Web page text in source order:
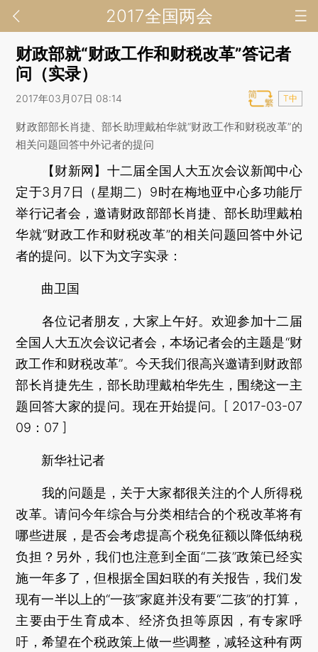
2017全国两会
财政部就“财政工作和财税改革”答记者
问（实录）
2017年03月07日 08:14 T中
财政部部长肖捷、部长助理戴柏华就“财政工作和财税改革”的
相关问题回答中外记者的提问
【财新网】 十二届全国人大五次会议新闻中心
定于3月7日（星期二）9时在梅地亚中心多功能厅
举行记者会，邀请财政部部长肖捷、部长助理戴柏
华就“财政工作和财税改革”的相关问题回答中外记
者的提问。以下为文字实录：
曲卫国
各位记者朋友，大家上午好。欢迎参加十二届
全国人大五次会议记者会，本场记者会的主题是“财
政工作和财税改革”。今天我们很高兴邀请到财政部
部长肖捷先生，部长助理戴柏华先生，围绕这一主
题回答大家的提问。现在开始提问。[ 2017-03-07
09：07 ]
新华社记者
我的问题是，关于大家都很关注的个人所得税
改革。请问今年综合与分类相结合的个税改革将有
哪些进展，是否会考虑提高个税免征额以降低纳税
负担？另外，我们也注意到全面“二孩”政策已经实
施一年多了，但根据全国妇联的有关报告，我们发
现有一半以上的“一孩”家庭并没有要“二孩”的打算，
主要由于生育成本、经济负担等原因，有专家呼
吁，希望在个税政策上做一些调整，减轻这种有两